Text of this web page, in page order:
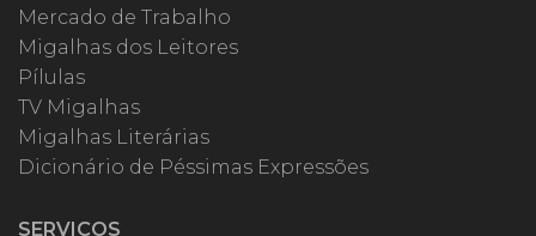
Mercado de Trabalho
Migalhas dos Leitores
Pílulas
TV Migalhas
Migalhas Literárias
Dicionário de Péssimas Expressões
SERVIÇOS